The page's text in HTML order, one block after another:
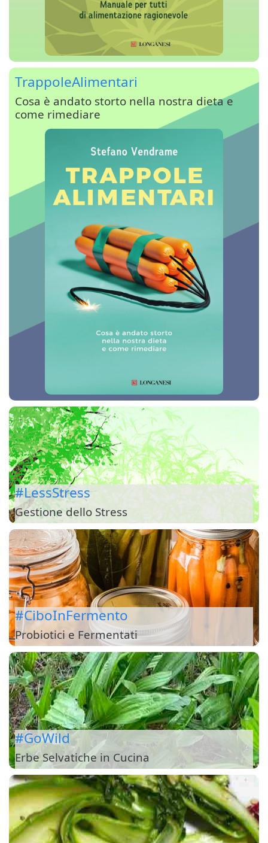
TrappoleAlimentari
Cosa è andato storto nella nostra dieta e
come rimediare
#LessStress
Gestione dello Stress
#CiboInFermento
Probiotici e Fermentati
#GoWild
Erbe Selvatiche in Cucina